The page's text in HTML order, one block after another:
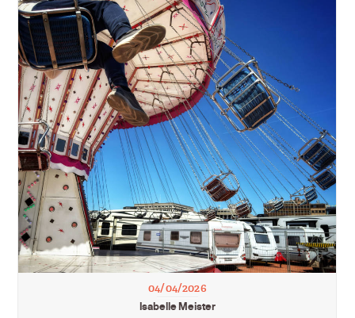
04/04/2026
Isabelle Meister